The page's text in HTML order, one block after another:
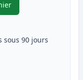
CLI-581XXL
sous 90 jours